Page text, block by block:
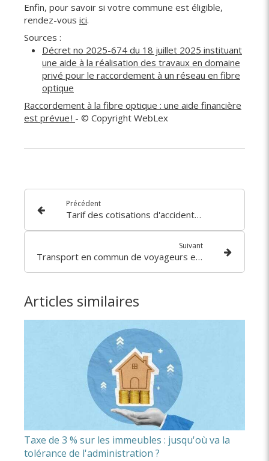
Enfin, pour savoir si votre commune est éligible,
rendez-vous ici.
Sources :
Décret no 2025-674 du 18 juillet 2025 instituant
une aide à la réalisation des travaux en domaine
privé pour le raccordement à un réseau en fibre
optique
Raccordement à la fibre optique : une aide financière
est prévue ! - © Copyright WebLex
Précédent
Tarif des cotisations d'accidents du travail et maladies professionnelles des industries de la métallurgie - année 2025
Suivant
Transport en commun de voyageurs et taxe intérieure de consommation sur le gazole
Articles similaires
Taxe de 3 % sur les immeubles : jusqu'où va la
tolérance de l'administration ?